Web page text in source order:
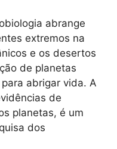
abrange
extremos na
e os desertos
de planetas
abrigar vida. A
de
planetas, é um
dos